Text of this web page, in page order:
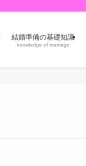
結婚準備の基礎知識
knowledge of marriage